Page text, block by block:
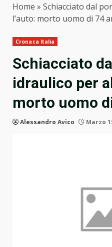
Home » Schiacciato dal
l’auto: morto uomo di 74
Cronaca Italia
Schiacciato
idraulico per
morto uomo
Alessandro Avico Marzo